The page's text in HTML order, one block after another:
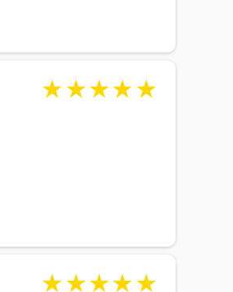
★★★★★
★★★★★